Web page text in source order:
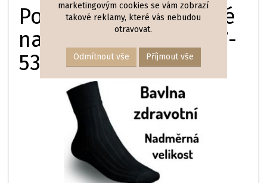
Ponožky pánské černé
nadměrná velikost 47-
53 sada 10 párů
marketingovým cookies se vám zobrazí
takové reklamy, které vás nebudou
otravovat.
Odmítnout vše Příjmout vše